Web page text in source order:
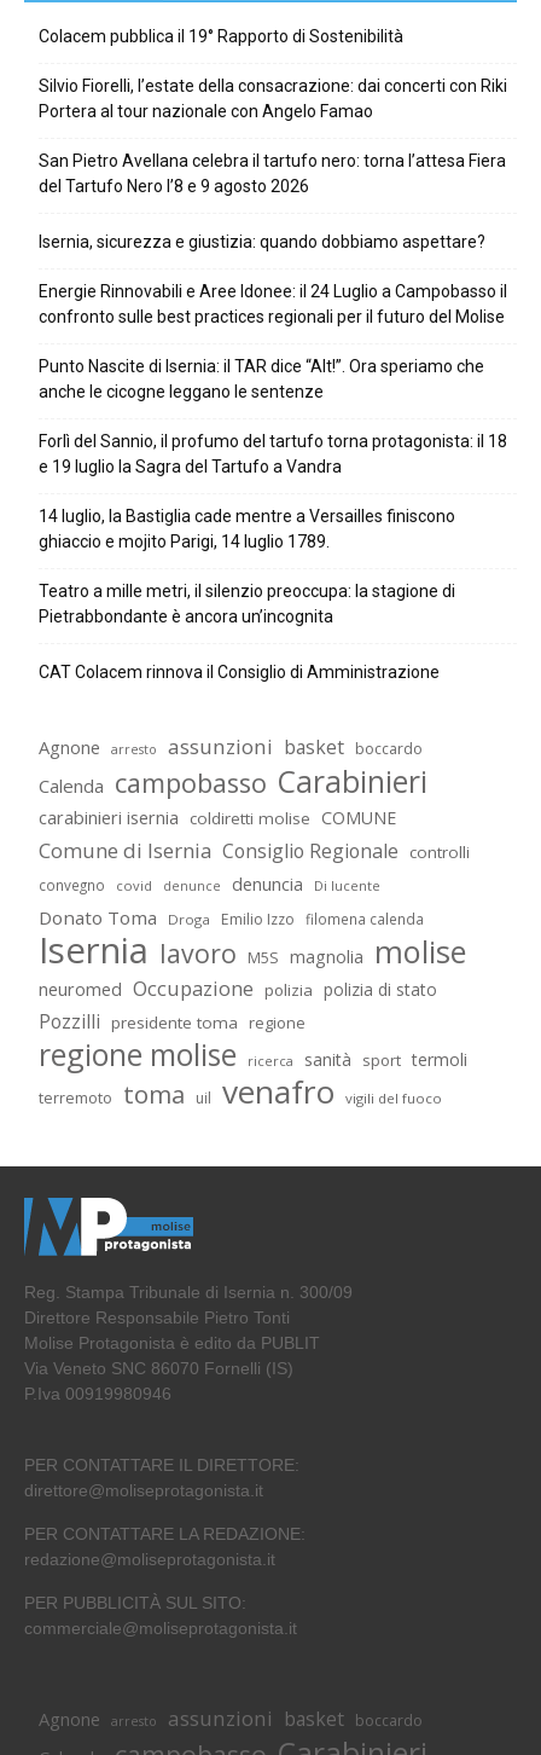
Colacem pubblica il 19° Rapporto di Sostenibilità
Silvio Fiorelli, l’estate della consacrazione: dai concerti con Riki
Portera al tour nazionale con Angelo Famao
San Pietro Avellana celebra il tartufo nero: torna l’attesa Fiera
del Tartufo Nero l’8 e 9 agosto 2026
Isernia, sicurezza e giustizia: quando dobbiamo aspettare?
Energie Rinnovabili e Aree Idonee: il 24 Luglio a Campobasso il
confronto sulle best practices regionali per il futuro del Molise
Punto Nascite di Isernia: il TAR dice “Alt!”. Ora speriamo che
anche le cicogne leggano le sentenze
Forlì del Sannio, il profumo del tartufo torna protagonista: il 18
e 19 luglio la Sagra del Tartufo a Vandra
14 luglio, la Bastiglia cade mentre a Versailles finiscono
ghiaccio e mojito Parigi, 14 luglio 1789.
Teatro a mille metri, il silenzio preoccupa: la stagione di
Pietrabbondante è ancora un’incognita
CAT Colacem rinnova il Consiglio di Amministrazione
Agnone arresto assunzioni basket boccardo
Calenda campobasso Carabinieri
carabinieri isernia coldiretti molise COMUNE
Comune di Isernia Consiglio Regionale controlli
convegno covid denunce denuncia Di lucente
Donato Toma Droga Emilio Izzo filomena calenda
Isernia lavoro M5S magnolia molise
neuromed Occupazione polizia polizia di stato
Pozzilli presidente toma regione
regione molise ricerca sanità sport termoli
terremoto toma uil venafro vigili del fuoco
Reg. Stampa Tribunale di Isernia n. 300/09
Direttore Responsabile Pietro Tonti
Molise Protagonista è edito da PUBLIT
Via Veneto SNC 86070 Fornelli (IS)
P.Iva 00919980946
PER CONTATTARE IL DIRETTORE:
direttore@moliseprotagonista.it
PER CONTATTARE LA REDAZIONE:
redazione@moliseprotagonista.it
PER PUBBLICITÀ SUL SITO:
commerciale@moliseprotagonista.it
Agnone arresto assunzioni basket boccardo